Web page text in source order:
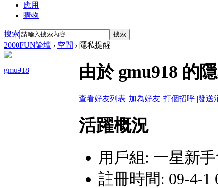
應用
購物
搜索 搜索
2000FUN論壇 › 空間 › 隱私提醒
gmu918 由於 gmu918 的
查看好友列表 |加為好友 |打個招呼 |發送
活躍概況
用戶組: 一星新
註冊時間: 09-4-1